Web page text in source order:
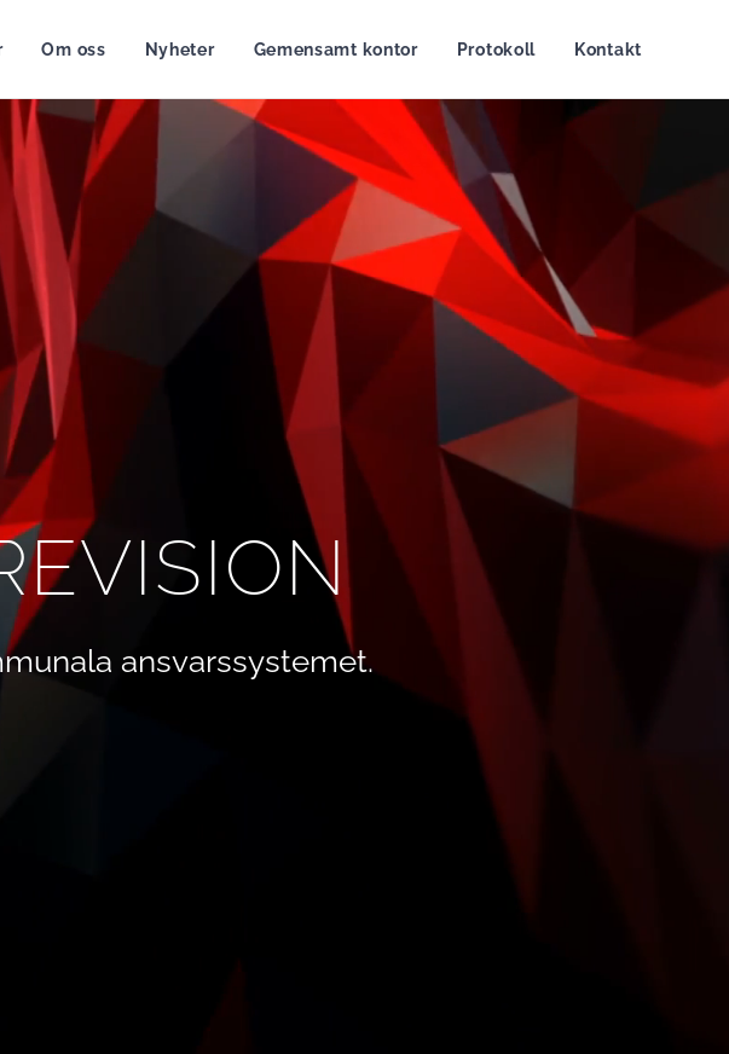
Om oss Nyheter Gemensamt kontor Protokoll Kontakt
ansvarssystemet.